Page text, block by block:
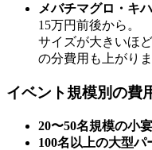
メバチマグロ・キ
15万円前後から。
サイズが大きいほ
の分費用も上がりま
イベント規模別の費
20〜50名規模の小
100名以上の大型パ